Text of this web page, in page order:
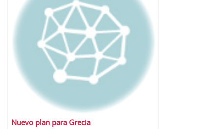
Nuevo plan para Grecia